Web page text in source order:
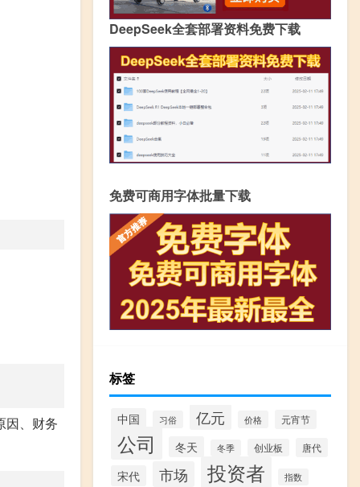
因、财务
DeepSeek全套部署资料免费下载
免费可商用字体批量下载
标签
中国 习俗 亿元 价格 元宵节
公司 冬天 冬季 创业板 唐代
宋代 市场 投资者 指数